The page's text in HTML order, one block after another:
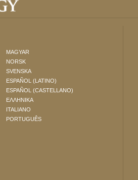
MAGYAR
NORSK
SVENSKA
ESPAÑOL (LATINO)
ESPAÑOL (CASTELLANO)
ΕΛΛΗΝΙΚA
ITALIANO
PORTUGUÊS